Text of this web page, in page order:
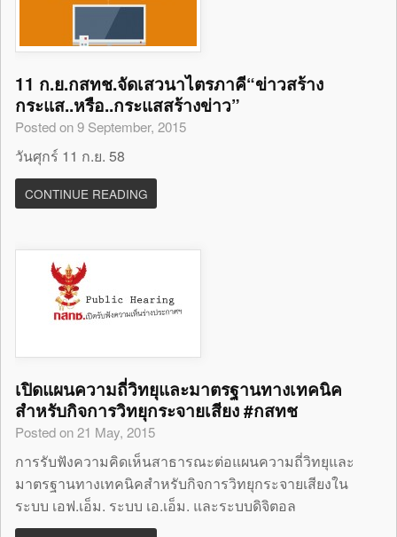
11 ก.ย.กสทช.จัดเสวนาไตรภาคี“ข่าวสร้าง
กระแส..หรือ..กระแสสร้างข่าว”
Posted on 9 September, 2015
วันศุกร์ 11 ก.ย. 58
CONTINUE READING
เปิดแผนความถี่วิทยุและมาตรฐานทางเทคนิค
สำหรับกิจการวิทยุกระจายเสียง #กสทช
Posted on 21 May, 2015
การรับฟังความคิดเห็นสาธารณะต่อแผนความถี่วิทยุและ
มาตรฐานทางเทคนิคสำหรับกิจการวิทยุกระจายเสียงใน
ระบบ เอฟ.เอ็ม. ระบบ เอ.เอ็ม. และระบบดิจิตอล